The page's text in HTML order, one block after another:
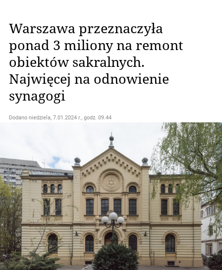
Warszawa przeznaczyła
ponad 3 miliony na remont
obiektów sakralnych.
Najwięcej na odnowienie
synagogi
Dodano niedziela, 7.01.2024 r., godz. 09.44